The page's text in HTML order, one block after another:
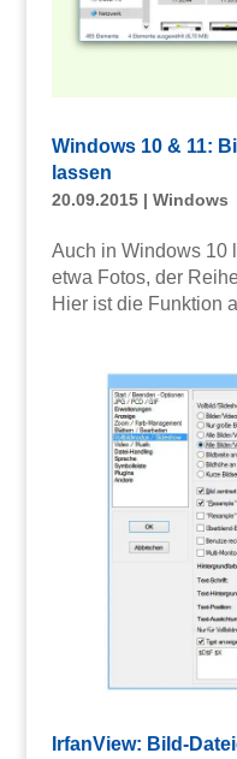
Windows 10 & 11:
lassen
20.09.2015| Windows
Auch in Windows 10
etwa Fotos, der
Hier ist die Funktion
IrfanView: Bild-